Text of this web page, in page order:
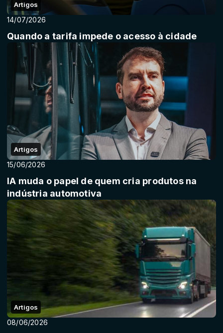
Artigos
14/07/2026
Quando a tarifa impede o acesso à cidade
Artigos
15/06/2026
IA muda o papel de quem cria produtos na
indústria automotiva
Artigos
08/06/2026